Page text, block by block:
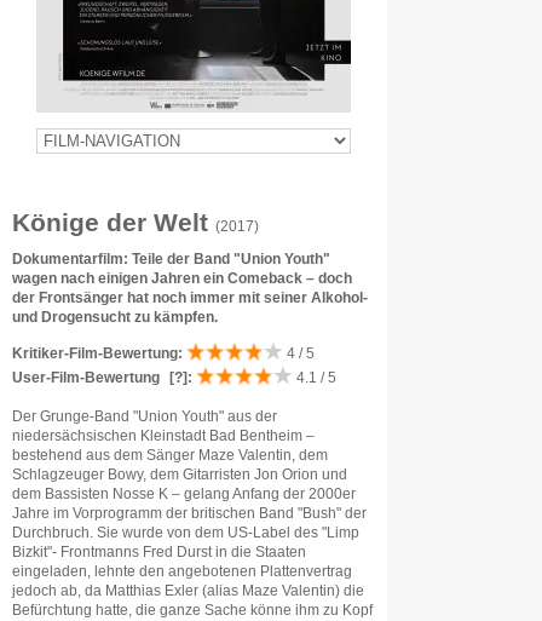
Könige der Welt (2017)
Dokumentarfilm: Teile der Band "Union Youth"
wagen nach einigen Jahren ein Comeback – doch
der Frontsänger hat noch immer mit seiner Alkohol-
und Drogensucht zu kämpfen.
Kritiker-Film-Bewertung:
4 / 5
User-Film-Bewertung
[?] : 4.1 / 5
Der Grunge-Band "Union Youth" aus der
niedersächsischen Kleinstadt Bad Bentheim –
bestehend aus dem Sänger Maze Valentin, dem
Schlagzeuger Bowy, dem Gitarristen Jon Orion und
dem Bassisten Nosse K – gelang Anfang der 2000er
Jahre im Vorprogramm der britischen Band "Bush" der
Durchbruch. Sie wurde von dem US-Label des "Limp
Bizkit"- Frontmanns Fred Durst in die Staaten
eingeladen, lehnte den angebotenen Plattenvertrag
jedoch ab, da Matthias Exler (alias Maze Valentin) die
Befürchtung hatte, die ganze Sache könne ihm zu Kopf